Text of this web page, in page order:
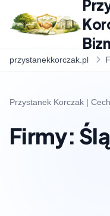
przystanekkorczak.pl
Przystanek Korczak |
Firmy: